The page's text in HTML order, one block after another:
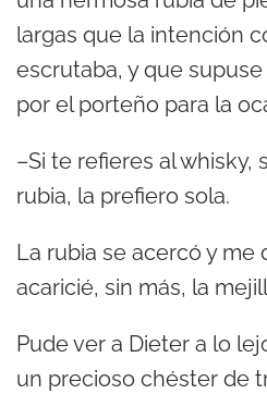
largas que la intención
escrutaba, y que supuse
por el porteño para la
–Si te refieres al whisky,
rubia, la prefiero sola.
La rubia se acercó y me
acaricié, sin más, la
Pude ver a Dieter a lo
un precioso chéster de